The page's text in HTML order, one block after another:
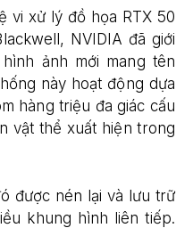
vi xử lý đồ họa RTX 50
NVIDIA đã giới
ảnh mới mang tên
này hoạt động dựa
hàng triệu đa giác cấu
vật thể xuất hiện trong
được nén lại và lưu trữ
khung hình liên tiếp.